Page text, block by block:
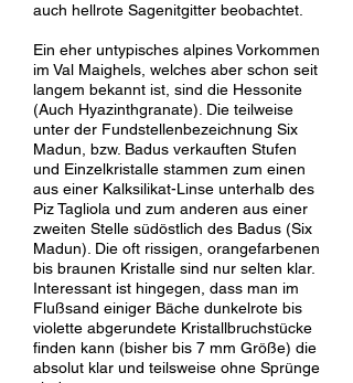
auch hellrote Sagenitgitter beobachtet.
Ein eher untypisches alpines Vorkommen
im Val Maighels, welches aber schon seit
langem bekannt ist, sind die Hessonite
(Auch Hyazinthgranate). Die teilweise
unter der Fundstellenbezeichnung Six
Madun, bzw. Badus verkauften Stufen
und Einzelkristalle stammen zum einen
aus einer Kalksilikat-Linse unterhalb des
Piz Tagliola und zum anderen aus einer
zweiten Stelle südöstlich des Badus (Six
Madun). Die oft rissigen, orangefarbenen
bis braunen Kristalle sind nur selten klar.
Interessant ist hingegen, dass man im
Flußsand einiger Bäche dunkelrote bis
violette abgerundete Kristallbruchstücke
finden kann (bisher bis 7 mm Größe) die
absolut klar und teilsweise ohne Sprünge